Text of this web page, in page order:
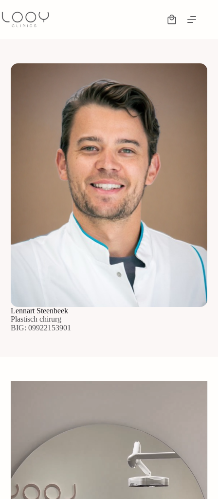
Lennart Steenbeek
Plastisch chirurg
BIG: 09922153901